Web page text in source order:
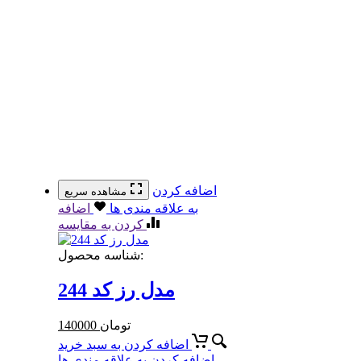
مشاهده سریع
اضافه کردن
به علاقه مندی ها
اضافه
کردن به مقایسه
شناسه محصول:
مدل رز کد 244
140000 تومان
اضافه کردن به سبد خرید